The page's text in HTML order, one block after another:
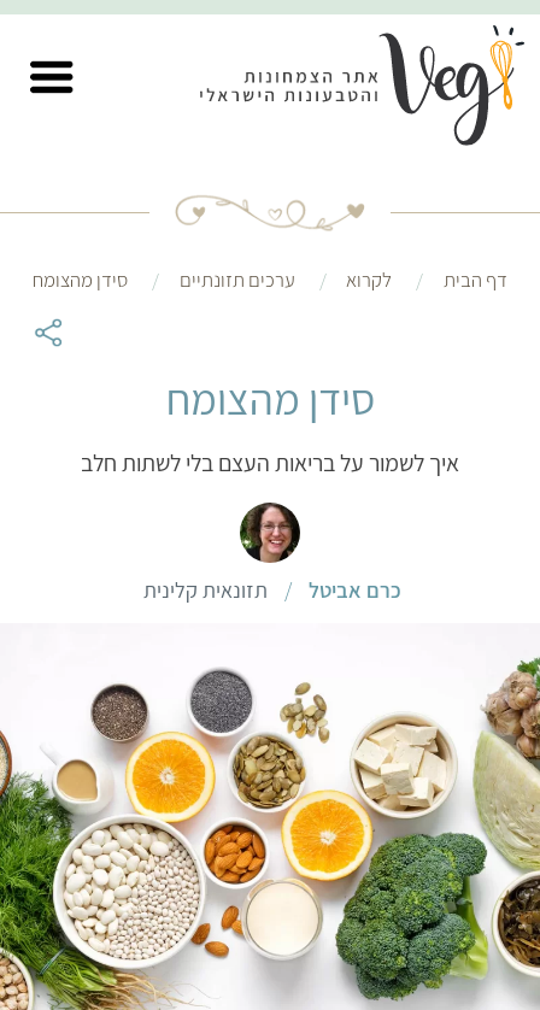
דף הבית לקרוא ערכים תזונתיים סידן מהצומח
סידן מהצומח
איך לשמור על בריאות העצם בלי לשתות חלב
כרם אביטל / תזונאית קלינית